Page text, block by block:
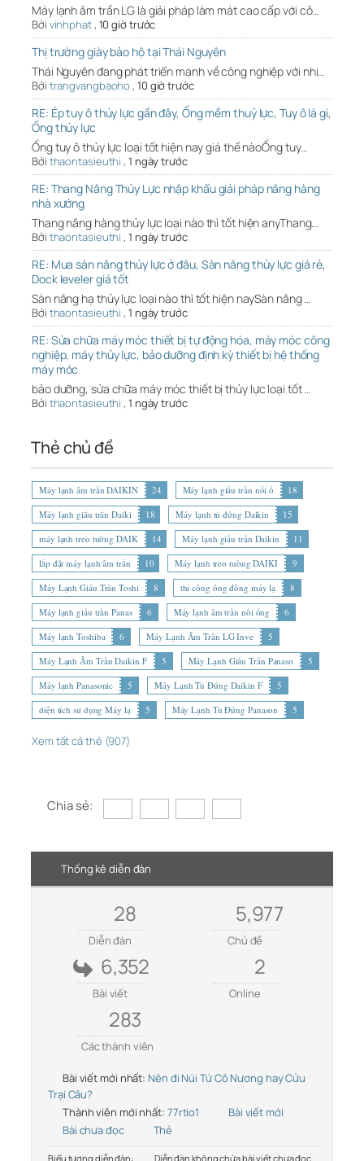
Máy lạnh âm trần LG là giải pháp làm mát cao cấp với cô…
Bởi vinhphat, 10 giờ trước
Thị trường giày bảo hộ tại Thái Nguyên
Thái Nguyên đang phát triển mạnh về công nghiệp với nhi…
Bởi trangvangbaoho , 10 giờ trước
RE: Ép tuy ô thủy lực gần đây, Ống mềm thuỷ lực, Tuy ô là gì,
Ống thủy lực
Ống tuy ô thủy lực loại tốt hiện nay giá thế nàoỐng tuy…
Bởi thaontasieuthi , 1 ngày trước
RE: Thang Nâng Thủy Lực nhập khẩu giải pháp nâng hàng
nhà xưởng
Thang nâng hàng thủy lực loại nào thì tốt hiện anyThang…
Bởi thaontasieuthi , 1 ngày trước
RE: Mua sàn nâng thủy lực ở đâu, Sàn nâng thủy lực giá rẻ,
Dock leveler giá tốt
Sàn nâng hạ thủy lực loại nào thì tốt hiện naySàn nâng …
Bởi thaontasieuthi , 1 ngày trước
RE: Sửa chữa máy móc thiết bị tự động hóa, máy móc công
nghiệp, máy thủy lực, bảo dưỡng định kỳ thiết bị hệ thống
máy móc
bảo dưỡng, sửa chữa máy móc thiết bị thủy lực loại tốt …
Bởi thaontasieuthi , 1 ngày trước
Thẻ chủ đề
Máy lạnh âm trần DAIKIN 24 Máy lạnh giấu trần nối ố
18
Máy lạnh giấu trần Daiki
18 Máy lạnh tủ đứng Daikin
15
máy lạnh treo tường DAIK
14 Máy lạnh giấu trần Daikin
11
lắp đặt máy lạnh âm trần
10 Máy lạnh treo tường DAIKI
9
Máy Lạnh Giấu Trần Toshi
8 thi công ống đồng máy lạ
8
Máy lạnh giấu trần Panas
6 Máy lạnh âm trần nối ống
6
Máy lạnh Toshiba
6 Máy Lạnh Âm Trần LG Inve
5
Máy Lạnh Âm Trần Daikin F
5 Máy Lạnh Giấu Trần Panaso
5
Máy lạnh Panasonic
5 Máy Lạnh Tủ Đứng Daikin F
5
diện tích sử dụng Máy lạ
5 Máy Lạnh Tủ Đứng Panason 5
Xem tất cả thẻ (907)
Chia sẻ:
Thống kê diễn đàn
28
Diễn đàn
5,977
Chủ đề
6,352
Bài viết
2
Online
283
Các thành viên
Bài viết mới nhất: Nên đi Núi Tứ Cô Nương hay Cửu
Trại Câu?
Thành viên mới nhất: 77rtio1
Bài viết mới
Bài chưa đọc
Thẻ
Biểu tượng diễn đàn: Diễn đàn không chứa bài viết chưa đọc